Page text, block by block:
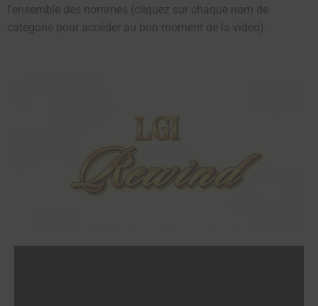
l’ensemble des nommés (cliquez sur chaque nom de
catégorie pour accéder au bon moment de la vidéo).